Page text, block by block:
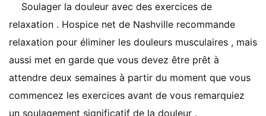
Soulager la douleur avec des exercices de
relaxation . Hospice net de Nashville recommande
relaxation pour éliminer les douleurs musculaires , mais
aussi met en garde que vous devez être prêt à
attendre deux semaines à partir du moment que vous
commencez les exercices avant de vous remarquiez
un soulagement significatif de la douleur .